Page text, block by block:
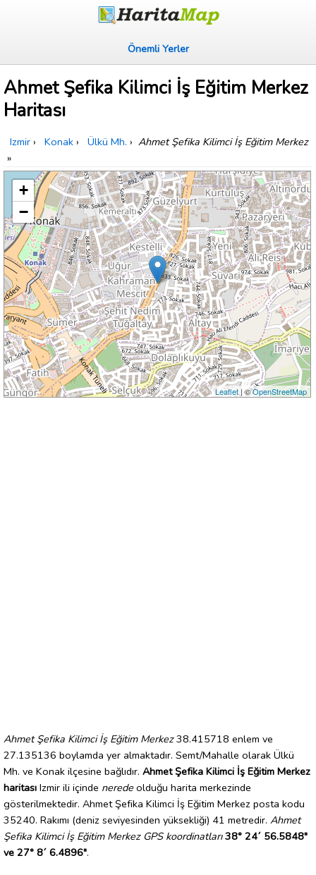
Önemli Yerler
Ahmet Şefika Kilimci İş Eğitim Merkez
Haritası
Izmir › Konak › Ülkü Mh. › Ahmet Şefika Kilimci İş Eğitim Merkez
»
+
−
Leaflet| ©OpenStreetMap
Ahmet Şefika Kilimci İş Eğitim Merkez38.415718 enlem ve
27.135136 boylamda yer almaktadır. Semt/Mahalle olarak Ülkü
Mh. ve Konak ilçesine bağlıdır. Ahmet Şefika Kilimci İş Eğitim Merkez
haritası Izmir ili içinde nerede olduğu harita merkezinde
gösterilmektedir. Ahmet Şefika Kilimci İş Eğitim Merkez posta kodu
35240. Rakımı (deniz seviyesinden yüksekliği) 41 metredir. Ahmet
Şefika Kilimci İş Eğitim Merkez GPS koordinatları 38° 24´ 56.5848"
ve 27° 8´ 6.4896".